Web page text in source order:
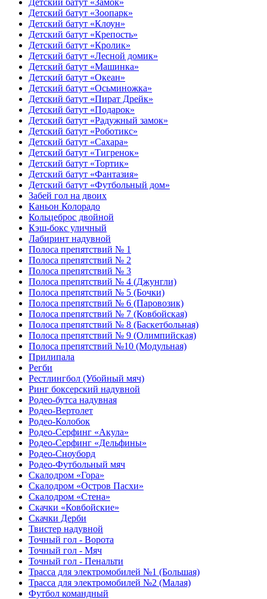
Детский батут «Зоопарк»
Детский батут «Клоун»
Детский батут «Крепость»
Детский батут «Кролик»
Детский батут «Лесной домик»
Детский батут «Машинка»
Детский батут «Океан»
Детский батут «Осьминожка»
Детский батут «Пират Дрейк»
Детский батут «Подарок»
Детский батут «Радужный замок»
Детский батут «Роботикс»
Детский батут «Сахара»
Детский батут «Тигренок»
Детский батут «Тортик»
Детский батут «Фантазия»
Детский батут «Футбольный дом»
Забей гол на двоих
Каньон Колорадо
Кольцеброс двойной
Кэш-бокс уличный
Лабиринт надувной
Полоса препятствий № 1
Полоса препятствий № 2
Полоса препятствий № 3
Полоса препятствий № 4 (Джунгли)
Полоса препятствий № 5 (Бочки)
Полоса препятствий № 6 (Паровозик)
Полоса препятствий № 7 (Ковбойская)
Полоса препятствий № 8 (Баскетбольная)
Полоса препятствий № 9 (Олимпийская)
Полоса препятствий №10 (Модульная)
Прилипала
Регби
Рестлингбол (Убойный мяч)
Ринг боксерский надувной
Родео-бутса надувная
Родео-Вертолет
Родео-Колобок
Родео-Серфинг «Акула»
Родео-Серфинг «Дельфины»
Родео-Сноуборд
Родео-Футбольный мяч
Скалодром «Гора»
Скалодром «Остров Пасхи»
Скалодром «Стена»
Скачки «Ковбойские»
Скачки Дерби
Твистер надувной
Точный гол - Ворота
Точный гол - Мяч
Точный гол - Пенальти
Трасса для электромобилей №1 (Большая)
Трасса для электромобилей №2 (Малая)
Футбол командный